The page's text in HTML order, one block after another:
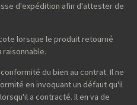
d'expédition afin d'attester de
lorsque le produit retourné
du bien au contrat. Il ne
en invoquant un défaut qu'il
a contracté. Il en va de